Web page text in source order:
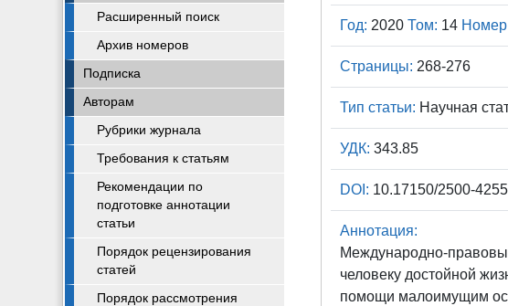
Расширенный поиск
Архив номеров
Подписка
Авторам
Рубрики журнала
Требования к статьям
Рекомендации по
подготовке аннотации
статьи
Порядок рецензирования
статей
Порядок рассмотрения
Год: 2020Том: 14
Страницы: 268-276
Тип статьи: Научная
УДК: 343.85
DOI: 10.17150/2500-
Аннотация:
Международно-
человеку достойной
помощи малоимущим